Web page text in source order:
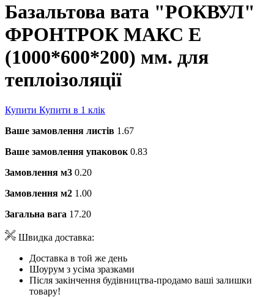
Базальтова вата "РОКВУЛ"
ФРОНТРОК МАКС Е
(1000*600*200) мм. для
теплоізоляції
Купити Купити в 1 клік
Ваше замовлення листів 1.67
Ваше замовлення упаковок 0.83
Замовлення м3 0.20
Замовлення м2 1.00
Загальна вага 17.20
Швидка доставка:
Доставка в той же день
Шоурум з усіма зразками
Після закінчення будівництва-продамо ваші залишки
товару!